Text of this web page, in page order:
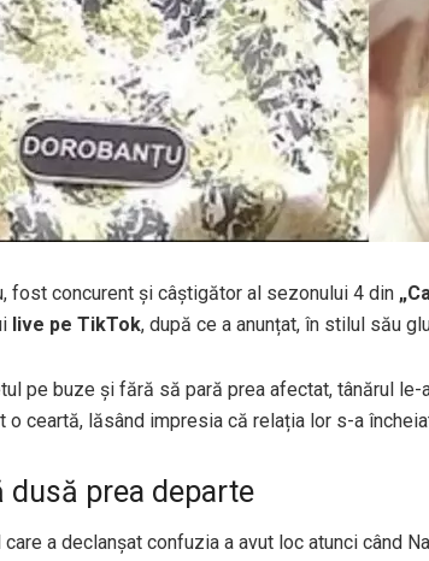
fost concurent și câștigător al sezonului 4 din
live pe TikTok, după ce a anunțat, în stilul său
pe buze și fără să pară prea afectat, tânărul
o ceartă, lăsând impresia că relația lor s-a
dusă prea departe
care a declanșat confuzia a avut loc atunci când